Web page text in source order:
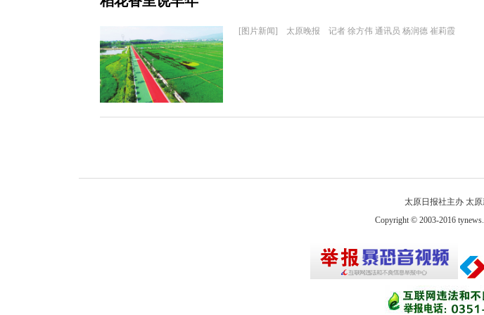
[图片新闻] 太原晚报 记者 徐方伟 通讯员 杨润德 崔莉霞
太原日报社主办 太
Copyright © 2003-2016